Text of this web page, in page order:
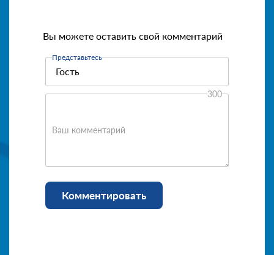
Вы можете оставить свой комментарий
Представьтесь
Ваш комментарий
300
Комментировать